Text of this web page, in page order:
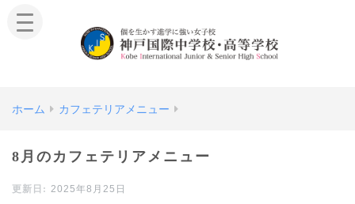
ホーム カフェテリアメニュー
8月のカフェテリアメニュー
2025年8月25日